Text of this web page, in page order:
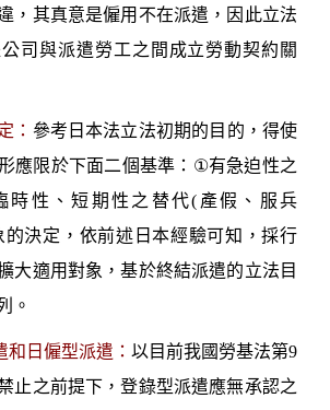
，其真意是僱用不在派遣，因此立法
司與派遣勞工之間成立勞動契約關
： 參考日本法立法初期的目的，得使
應限於下面二個基準： ①有急迫性之
時性、短期性之替代( 產假、服兵
的決定，依前述日本經驗可知，採行
大適用對象，基於終結派遣的立法目
。
日僱型派遣： 以目前我國勞基法第9
止之前提下，登錄型派遣應無承認之